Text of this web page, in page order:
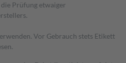
Prüfung etwaiger
Vor Gebrauch stets Etikett